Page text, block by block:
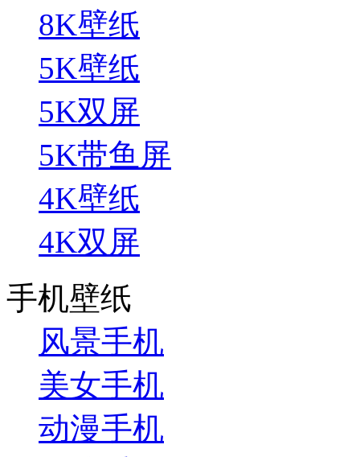
8K壁纸
5K壁纸
5K双屏
5K带鱼屏
4K壁纸
4K双屏
手机壁纸
风景手机
美女手机
动漫手机